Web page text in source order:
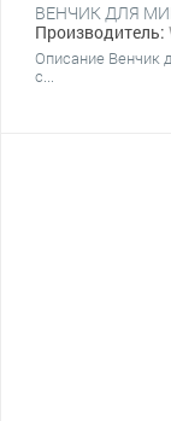
ВЕНЧИК ДЛЯ
Производитель:
Описание Венчик
с...